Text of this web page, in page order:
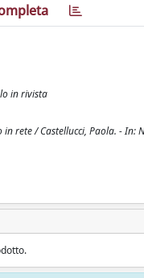
in rivista
/ Castellucci, Paola. - In: